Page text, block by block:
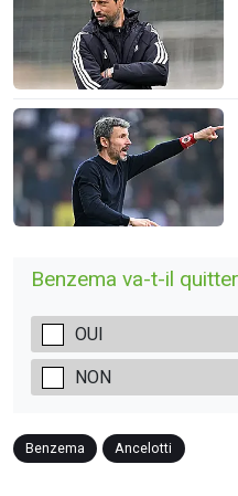
Benzema va-t-il
OUI
NON
Benzema Ancelotti